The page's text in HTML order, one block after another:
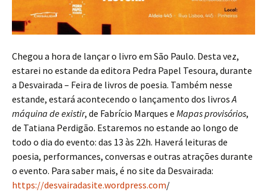
Chegou a hora de lançar o livro em São Paulo. Desta vez,
estarei no estande da editora Pedra Papel Tesoura, durante
a Desvairada – Feira de livros de poesia. Também nesse
estande, estará acontecendo o lançamento dos livrosA
máquina de existir, de Fabrício Marques e Mapas provisórios,
de Tatiana Perdigão. Estaremos no estande ao longo de
todo o dia do evento: das 13 às 22h. Haverá leituras de
poesia, performances, conversas e outras atrações durante
o evento. Para saber mais, é no site da Desvairada:
https://desvairadasite.wordpress.com/